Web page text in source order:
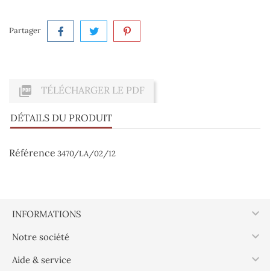
Partager
 TÉLÉCHARGER LE PDF
DÉTAILS DU PRODUIT
Référence 3470/LA/02/12
INFORMATIONS 
Notre société 
Aide & service 